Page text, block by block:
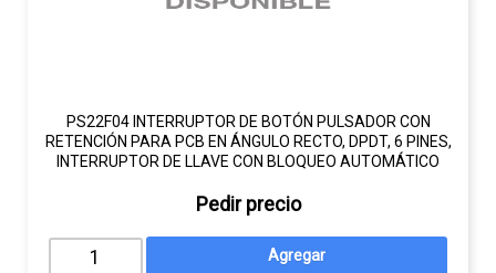
PS22F04 INTERRUPTOR DE BOTÓN PULSADOR CON
RETENCIÓN PARA PCB EN ÁNGULO RECTO, DPDT, 6 PINES,
INTERRUPTOR DE LLAVE CON BLOQUEO AUTOMÁTICO
Pedir precio